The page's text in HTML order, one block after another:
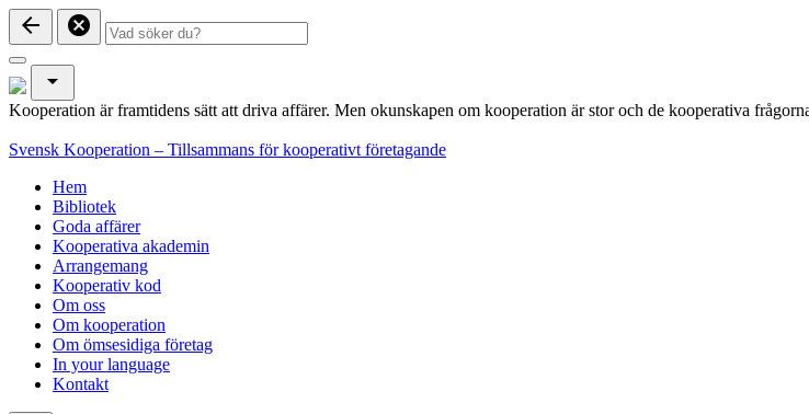
arrow_back cancel
arrow_drop_down
Kooperation är framtidens sätt att driva affärer. Men okunskapen om kooperation är stor och de kooperativa
Svensk Kooperation – Tillsammans för kooperativt företagande
Hem
Bibliotek
Goda affärer
Kooperativa akademin
Arrangemang
Kooperativ kod
Om oss
Om kooperation
Om ömsesidiga företag
In your language
Kontakt